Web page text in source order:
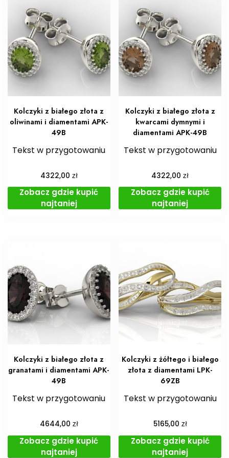
Kolczyki z białego złota z
oliwinami i diamentami APK-
49B
Tekst w przygotowaniu
4322,00 zł
Zobacz gdzie kupić
najtaniej
Kolczyki z białego złota z
kwarcami dymnymi i
diamentami APK-49B
Tekst w przygotowaniu
4322,00zł
Zobacz gdzie kupić
najtaniej
Kolczyki z białego złota z
granatami i diamentami APK-
49B
Tekst w przygotowaniu
4644,00 zł
Zobacz gdzie kupić
najtaniej
Kolczyki z żółtego i białego
złota z diamentami LPK-
69ZB
Tekst w przygotowaniu
5165,00 zł
Zobacz gdzie kupić
najtaniej